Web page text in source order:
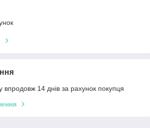
впродовж 14 днів за рахунок покупця